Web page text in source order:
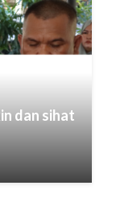
dan sihat